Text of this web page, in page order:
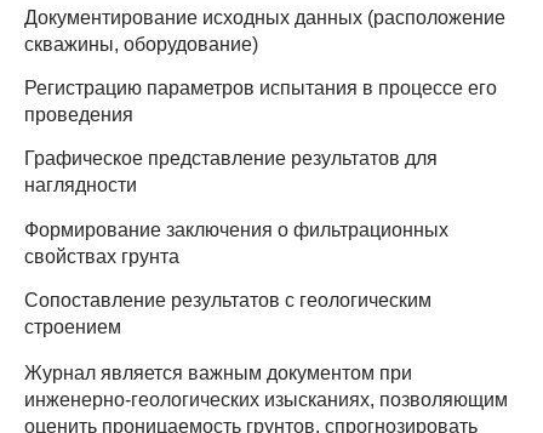
Документирование исходных данных (расположение
скважины, оборудование)
Регистрацию параметров испытания в процессе его
проведения
Графическое представление результатов для
наглядности
Формирование заключения о фильтрационных
свойствах грунта
Сопоставление результатов с геологическим
строением
Журнал является важным документом при
инженерно-геологических изысканиях, позволяющим
оценить проницаемость грунтов, спрогнозировать